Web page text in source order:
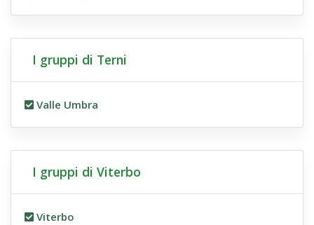
I gruppi di Terni
Valle Umbra
I gruppi di Viterbo
Viterbo